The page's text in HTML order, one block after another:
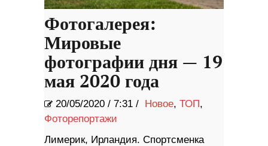
Фотогалерея:
Мировые
фотографии дня — 19
мая 2020 года
20/05/2020 / 7:31 / Новое, ТОП,
Фоторепортажи
Лимерик, Ирландия. Спортсменка